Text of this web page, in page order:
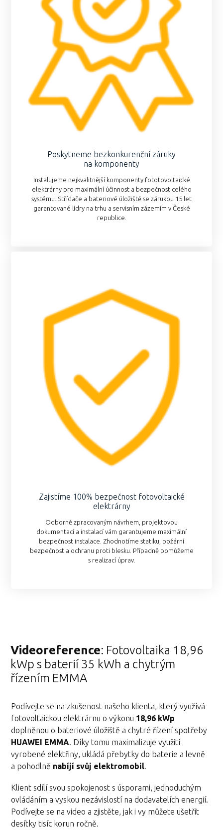
Poskytneme bezkonkurenční záruky
na komponenty
Instalujeme nejkvalitnější komponenty fototovoltaické
elektrárny pro maximální účinnost a bezpečnost celého
systému. Střídače a bateriové úložiště se zárukou 15 let
garantované lídry na trhu a servisním zázemím v České
republice.
Zajistíme 100% bezpečnost fotovoltaické
elektrárny
Odborně zpracovaným návrhem, projektovou
dokumentací a instalací vám garantujeme maximální
bezpečnost instalace. Zhodnotíme statiku, požární
bezpečnost a ochranu proti blesku. Případně pomůžeme
s realizací úprav.
Videoreference: Fotovoltaika 18,96
kWp s baterií 35 kWh a chytrým
řízením EMMA
Podívejte se na zkušenost našeho klienta, který využívá
fotovoltaickou elektrárnu o výkonu 18,96 kWp
doplněnou o bateriové úložiště a chytré řízení spotřeby
HUAWEI EMMA. Díky tomu maximalizuje využití
vyrobené elektřiny, ukládá přebytky do baterie a levně
a pohodlně nabíjí svůj elektromobil.
Klient sdílí svou spokojenost s úsporami, jednoduchým
ovládáním a vyskou nezávislostí na dodavatelích energií.
Podívejte se na video a zjistěte, jak i vy můžete ušetřit
desítky tisíc korun ročně.